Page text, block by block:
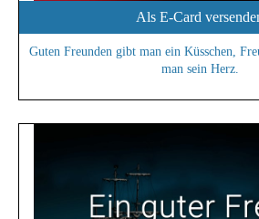
Als E-Card
Guten Freunden gibt man ein Küsschen,
man sein Herz.